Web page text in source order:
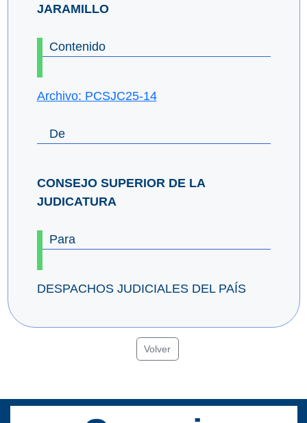
JARAMILLO
Contenido
Archivo: PCSJC25-14
De
CONSEJO SUPERIOR DE LA
JUDICATURA
Para
DESPACHOS JUDICIALES DEL PAÍS
Volver